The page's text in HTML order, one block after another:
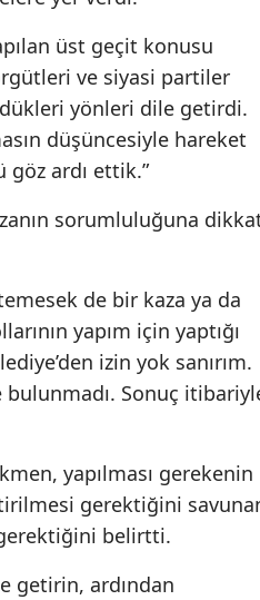
üst geçit konusu
ve siyasi partiler
yönleri dile getirdi.
düşüncesiyle hareket
ardı ettik.”
sorumluluğuna
de bir kaza ya da
yapım için yaptığı
izin yok sanırım.
bulunmadı. Sonuç
yapılması gerekenin
gerektiğini
belirtti.
getirin, ardından